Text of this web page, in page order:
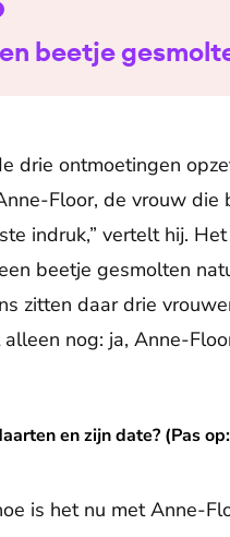
beetje
drie ontmoetingen
Floor, de vrouw die
indruk,” vertelt hij.
beetje gesmolten
zitten daar drie
nog: ja, Anne-
en zijn date? (Pas
(Pas op: spoilers!)
is het nu met Anne-